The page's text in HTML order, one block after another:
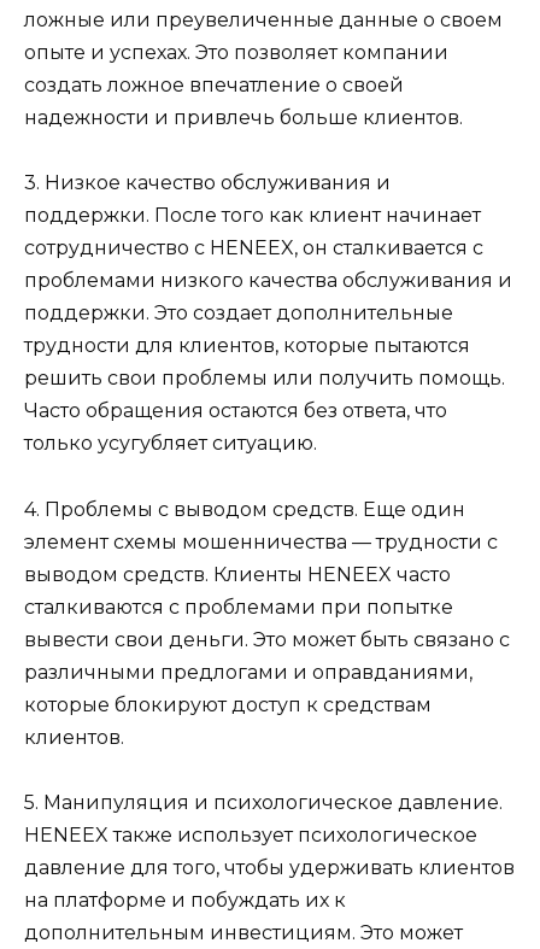
ложные или преувеличенные данные о своем
опыте и успехах. Это позволяет компании
создать ложное впечатление о своей
надежности и привлечь больше клиентов.
3. Низкое качество обслуживания и
поддержки. После того как клиент начинает
сотрудничество с HENEEX, он сталкивается с
проблемами низкого качества обслуживания и
поддержки. Это создает дополнительные
трудности для клиентов, которые пытаются
решить свои проблемы или получить помощь.
Часто обращения остаются без ответа, что
только усугубляет ситуацию.
4. Проблемы с выводом средств. Еще один
элемент схемы мошенничества — трудности с
выводом средств. Клиенты HENEEX часто
сталкиваются с проблемами при попытке
вывести свои деньги. Это может быть связано с
различными предлогами и оправданиями,
которые блокируют доступ к средствам
клиентов.
5. Манипуляция и психологическое давление.
HENEEX также использует психологическое
давление для того, чтобы удерживать клиентов
на платформе и побуждать их к
дополнительным инвестициям. Это может